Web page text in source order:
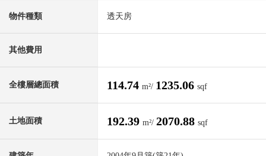
物件種類 透天房
其他費用
全樓層總面積 114.74 m²/ 1235.06 sqf
土地面積 192.39 m²/ 2070.88 sqf